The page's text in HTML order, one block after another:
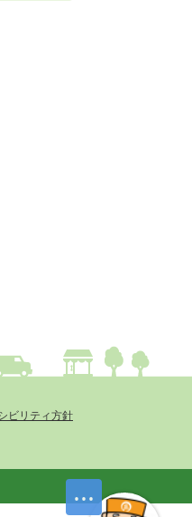
ビリティ方針